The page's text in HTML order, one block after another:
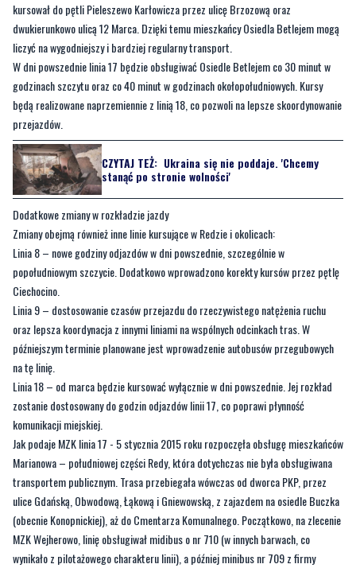
kursował do pętli Pieleszewo Karłowicza przez ulicę Brzozową oraz
dwukierunkowo ulicą 12 Marca. Dzięki temu mieszkańcy Osiedla Betlejem mogą
liczyć na wygodniejszy i bardziej regularny transport.
W dni powszednie linia 17 będzie obsługiwać Osiedle Betlejem co 30 minut w
godzinach szczytu oraz co 40 minut w godzinach okołopołudniowych. Kursy
będą realizowane naprzemiennie z linią 18, co pozwoli na lepsze skoordynowanie
przejazdów.
CZYTAJ TEŻ: Ukraina się nie poddaje. 'Chcemy
stanąć po stronie wolności'
Dodatkowe zmiany w rozkładzie jazdy
Zmiany obejmą również inne linie kursujące w Redzie i okolicach:
Linia 8 – nowe godziny odjazdów w dni powszednie, szczególnie w
popołudniowym szczycie. Dodatkowo wprowadzono korekty kursów przez pętlę
Ciechocino.
Linia 9 – dostosowanie czasów przejazdu do rzeczywistego natężenia ruchu
oraz lepsza koordynacja z innymi liniami na wspólnych odcinkach tras. W
późniejszym terminie planowane jest wprowadzenie autobusów przegubowych
na tę linię.
Linia 18 – od marca będzie kursować wyłącznie w dni powszednie. Jej rozkład
zostanie dostosowany do godzin odjazdów linii 17, co poprawi płynność
komunikacji miejskiej.
Jak podaje MZK linia 17 - 5 stycznia 2015 roku rozpoczęła obsługę mieszkańców
Marianowa – południowej części Redy, która dotychczas nie była obsługiwana
transportem publicznym. Trasa przebiegała wówczas od dworca PKP, przez
ulice Gdańską, Obwodową, Łąkową i Gniewowską, z zajazdem na osiedle Buczka
(obecnie Konopnickiej), aż do Cmentarza Komunalnego. Początkowo, na zlecenie
MZK Wejherowo, linię obsługiwał midibus o nr 710 (w innych barwach, co
wynikało z pilotażowego charakteru linii), a później minibus nr 709 z firmy